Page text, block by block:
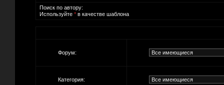
Поиск по автору:
Используйте * в качестве шаблона
Форум:
Категория: